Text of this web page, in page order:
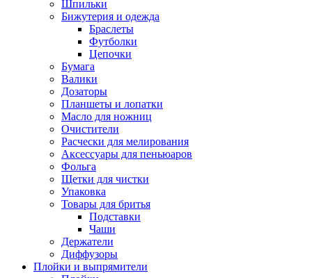
Шпильки
Бижутерия и одежда
Браслеты
Футболки
Цепочки
Бумага
Валики
Дозаторы
Планшеты и лопатки
Масло для ножниц
Очистители
Расчески для мелирования
Аксессуары для пеньюаров
Фольга
Щетки для чистки
Упаковка
Товары для бритья
Подставки
Чаши
Держатели
Диффузоры
Плойки и выпрямители